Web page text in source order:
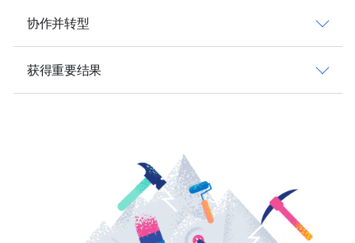
协作并转型
获得重要结果